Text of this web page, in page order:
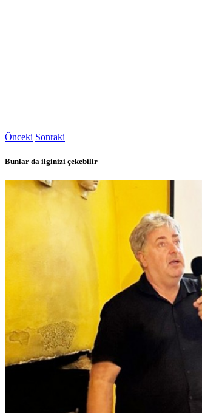
Önceki Sonraki
Bunlar da ilginizi çekebilir